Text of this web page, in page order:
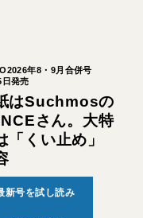
年8・9月合併号
発売
はSuchmosの
さん。大特
「くい止め」
新号を試し読み